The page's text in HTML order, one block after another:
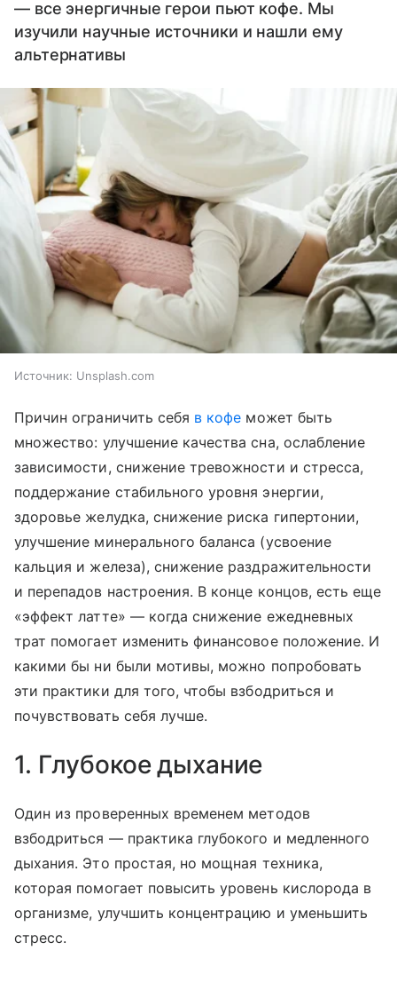
— все энергичные герои пьют кофе. Мы
изучили научные источники и нашли ему
альтернативы
Источник: Unsplash.com
Причин ограничить себя в кофе может быть
множество: улучшение качества сна, ослабление
зависимости, снижение тревожности и стресса,
поддержание стабильного уровня энергии,
здоровье желудка, снижение риска гипертонии,
улучшение минерального баланса (усвоение
кальция и железа), снижение раздражительности
и перепадов настроения. В конце концов, есть еще
«эффект латте» — когда снижение ежедневных
трат помогает изменить финансовое положение. И
какими бы ни были мотивы, можно попробовать
эти практики для того, чтобы взбодриться и
почувствовать себя лучше.
1. Глубокое дыхание
Один из проверенных временем методов
взбодриться — практика глубокого и медленного
дыхания. Это простая, но мощная техника,
которая помогает повысить уровень кислорода в
организме, улучшить концентрацию и уменьшить
стресс.